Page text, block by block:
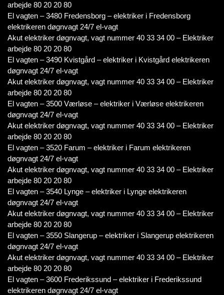
arbejde 80 20 20 80
El vagten – 3480 Fredensborg – elektriker i Fredensborg
elektrikeren døgnvagt 24/7 el-vagt
Akut elektriker døgnvagt, vagt nummer 40 33 34 00 – Elektriker
arbejde 80 20 20 80
El vagten – 3490 Kvistgård – elektriker i Kvistgård elektrikeren
døgnvagt 24/7 el-vagt
Akut elektriker døgnvagt, vagt nummer 40 33 34 00 – Elektriker
arbejde 80 20 20 80
El vagten – 3500 Værløse – elektriker i Værløse elektrikeren
døgnvagt 24/7 el-vagt
Akut elektriker døgnvagt, vagt nummer 40 33 34 00 – Elektriker
arbejde 80 20 20 80
El vagten – 3520 Farum – elektriker i Farum elektrikeren
døgnvagt 24/7 el-vagt
Akut elektriker døgnvagt, vagt nummer 40 33 34 00 – Elektriker
arbejde 80 20 20 80
El vagten – 3540 Lynge – elektriker i Lynge elektrikeren
døgnvagt 24/7 el-vagt
Akut elektriker døgnvagt, vagt nummer 40 33 34 00 – Elektriker
arbejde 80 20 20 80
El vagten – 3550 Slangerup – elektriker i Slangerup elektrikeren
døgnvagt 24/7 el-vagt
Akut elektriker døgnvagt, vagt nummer 40 33 34 00 – Elektriker
arbejde 80 20 20 80
El vagten – 3600 Frederikssund – elektriker i Frederikssund
elektrikeren døgnvagt 24/7 el-vagt